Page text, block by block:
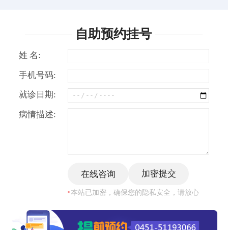
自助预约挂号
姓 名:
手机号码:
就诊日期:
病情描述:
*本站已加密，确保您的隐私安全，请放心